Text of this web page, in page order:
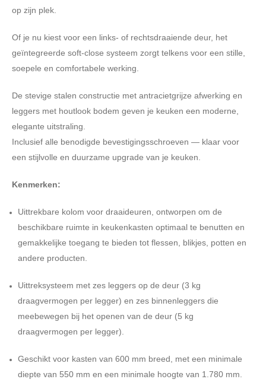
op zijn plek.
Of je nu kiest voor een links- of rechtsdraaiende deur, het
geïntegreerde soft-close systeem zorgt telkens voor een stille,
soepele en comfortabele werking.
De stevige stalen constructie met antracietgrijze afwerking en
leggers met houtlook bodem geven je keuken een moderne,
elegante uitstraling.
Inclusief alle benodigde bevestigingsschroeven — klaar voor
een stijlvolle en duurzame upgrade van je keuken.
Kenmerken:
Uittrekbare kolom voor draaideuren, ontworpen om de
beschikbare ruimte in keukenkasten optimaal te benutten en
gemakkelijke toegang te bieden tot flessen, blikjes, potten en
andere producten.
Uittreksysteem met zes leggers op de deur (3 kg
draagvermogen per legger) en zes binnenleggers die
meebewegen bij het openen van de deur (5 kg
draagvermogen per legger).
Geschikt voor kasten van 600 mm breed, met een minimale
diepte van 550 mm en een minimale hoogte van 1.780 mm.